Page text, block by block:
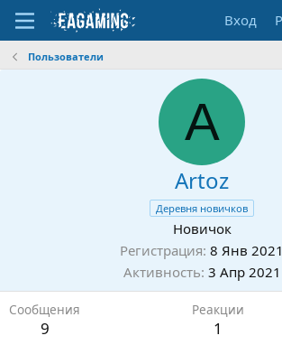
Вход
Пользователи
A
Artoz
Деревня новичков
Новичок
Регистрация 8 Янв 2021
Активность 3 Апр 2021
Сообщения
9
Реакции
1